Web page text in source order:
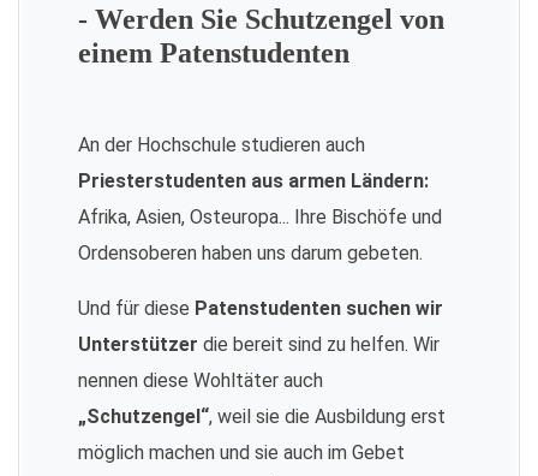
- Werden Sie Schutzengel von
einem Patenstudenten
An der Hochschule studieren auch
Priesterstudenten aus armen Ländern:
Afrika, Asien, Osteuropa... Ihre Bischöfe und
Ordensoberen haben uns darum gebeten.
Und für diese Patenstudenten suchen wir
Unterstützer die bereit sind zu helfen. Wir
nennen diese Wohltäter auch
„Schutzengel“, weil sie die Ausbildung erst
möglich machen und sie auch im Gebet